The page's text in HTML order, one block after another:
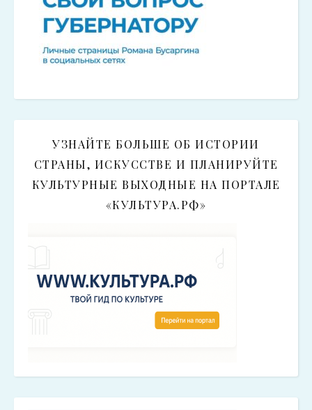
УЗНАЙТЕ БОЛЬШЕ ОБ ИСТОРИИ
СТРАНЫ, ИСКУССТВЕ И ПЛАНИРУЙТЕ
КУЛЬТУРНЫЕ ВЫХОДНЫЕ НА ПОРТАЛЕ
«КУЛЬТУРА.РФ»